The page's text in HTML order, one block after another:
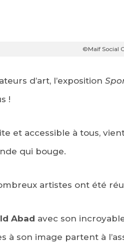
©Maïf Social
d’art, l’exposition
!
et accessible à tous,
qui bouge.
artistes ont été
Abad avec son
à son image partent à